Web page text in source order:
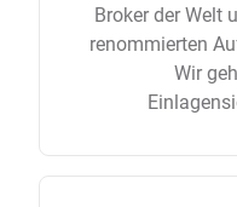
Broker der Welt
renommierten
Wir